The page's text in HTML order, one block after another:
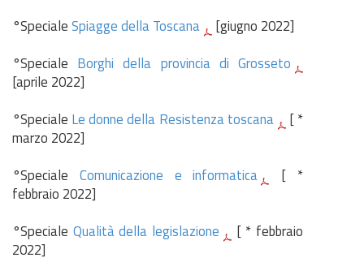
°SpecialeSpiagge della Toscana
[giugno 2022]
°Speciale Borghi della provincia di Grosseto
[aprile 2022]
°Speciale Le donne della Resistenza toscana
[ *
marzo 2022]
°Speciale Comunicazione e informatica
[ *
febbraio 2022]
°Speciale Qualità della legislazione
[ * febbraio
2022]